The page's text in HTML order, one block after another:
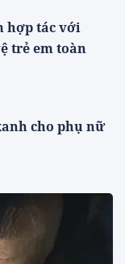
hợp tác với
trẻ em toàn
cho phụ nữ